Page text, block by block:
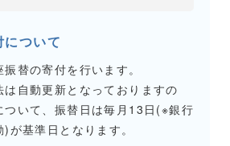
について
替の寄付を行います。
は自動更新となっておりますの
ついて、振替日は毎月13日(※銀行
が基準日となります。